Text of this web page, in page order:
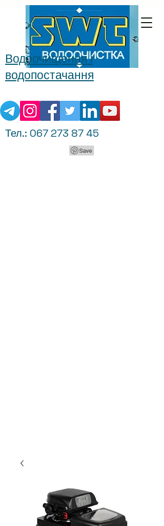
Водоочищення і
водопостачання
Тел.: 067 273 87 45